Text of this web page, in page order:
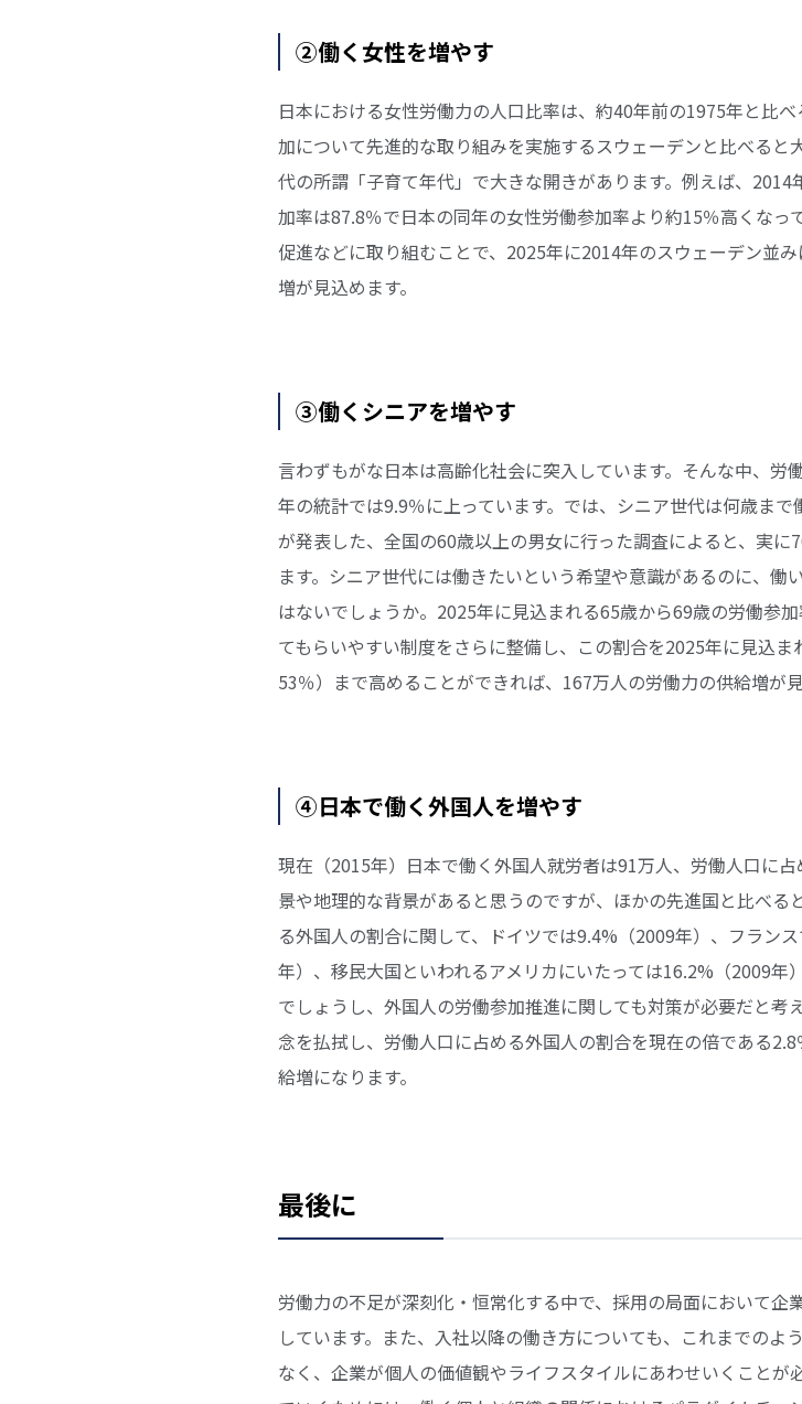
②働く女性を増やす
日本における女性労働力の人口比率は、約40年前の1975年と比
加について先進的な取り組みを実施するスウェーデンと比べる
代の所謂「子育て年代」で大きな開きがあります。例えば、
加率は87.8％で日本の同年の女性労働参加率より約15％高くな
促進などに取り組むことで、2025年に2014年のスウェーデン並
増が見込めます。
③働くシニアを増やす
言わずもがな日本は高齢化社会に突入しています。そんな中、
年の統計では9.9％に上っています。では、シニア世代は何歳ま
が発表した、全国の60歳以上の男女に行った調査によると、実
ます。シニア世代には働きたいという希望や意識があるのに、
はないでしょうか。2025年に見込まれる65歳から69歳の労働参
てもらいやすい制度をさらに整備し、この割合を2025年に見込
53％）まで高めることができれば、167万人の労働力の供給増が見
④日本で働く外国人を増やす
現在（2015年）日本で働く外国人就労者は91万人、労働人口に
景や地理的な背景があると思うのですが、ほかの先進国と比べ
る外国人の割合に関して、ドイツでは9.4%（2009年）、フラン
年）、移民大国といわれるアメリカにいたっては16.2%（2009年
でしょうし、外国人の労働参加推進に関しても対策が必要だと考
念を払拭し、労働人口に占める外国人の割合を現在の倍である
給増になります。
最後に
労働力の不足が深刻化・恒常化する中で、採用の局面において
しています。また、入社以降の働き方についても、これまでの
なく、企業が個人の価値観やライフスタイルにあわせいくことが